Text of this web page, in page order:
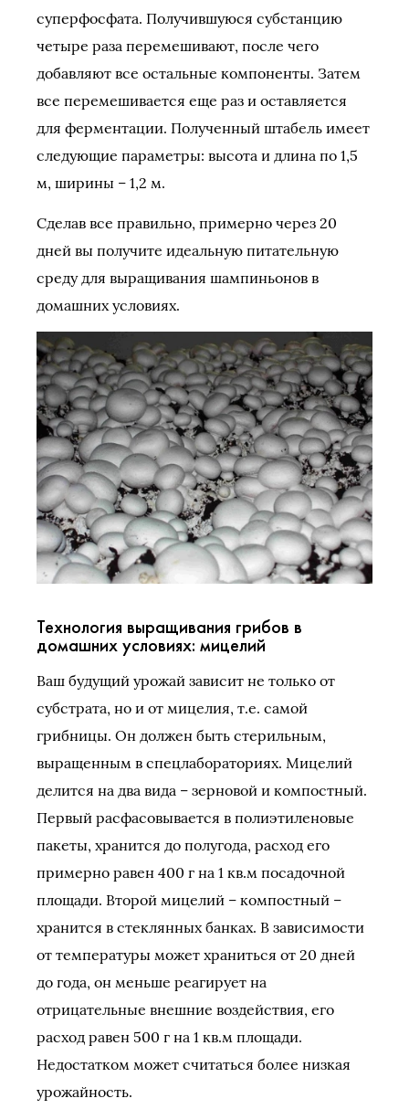
суперфосфата. Получившуюся субстанцию
четыре раза перемешивают, после чего
добавляют все остальные компоненты. Затем
все перемешивается еще раз и оставляется
для ферментации. Полученный штабель имеет
следующие параметры: высота и длина по 1,5
м, ширины – 1,2 м.
Сделав все правильно, примерно через 20
дней вы получите идеальную питательную
среду для выращивания шампиньонов в
домашних условиях.
Технология выращивания грибов в
домашних условиях: мицелий
Ваш будущий урожай зависит не только от
субстрата, но и от мицелия, т.е. самой
грибницы. Он должен быть стерильным,
выращенным в спецлабораториях. Мицелий
делится на два вида – зерновой и компостный.
Первый расфасовывается в полиэтиленовые
пакеты, хранится до полугода, расход его
примерно равен 400 г на 1 кв.м посадочной
площади. Второй мицелий – компостный –
хранится в стеклянных банках. В зависимости
от температуры может храниться от 20 дней
до года, он меньше реагирует на
отрицательные внешние воздействия, его
расход равен 500 г на 1 кв.м площади.
Недостатком может считаться более низкая
урожайность.